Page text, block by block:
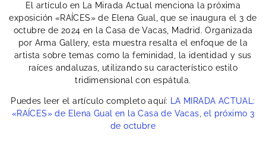
El artículo en La Mirada Actual menciona la próxima
exposición «RAÍCES» de Elena Gual, que se inaugura el 3 de
octubre de 2024 en la Casa de Vacas, Madrid. Organizada
por Arma Gallery, esta muestra resalta el enfoque de la
artista sobre temas como la feminidad, la identidad y sus
raíces andaluzas, utilizando su característico estilo
tridimensional con espátula.
Puedes leer el artículo completo aquí: LA MIRADA ACTUAL:
«RAÍCES» de Elena Gual en la Casa de Vacas, el próximo 3
de octubre